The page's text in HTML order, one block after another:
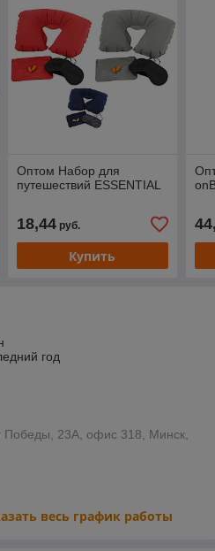
Оптом Набор для
путешествий ESSENTIAL
18,44руб.
Купить
год
Победы, 23А, офис 318, Минск,
весь график работы